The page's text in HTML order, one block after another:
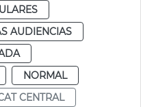
AUDIENCIAS
NORMAL
CENTRAL